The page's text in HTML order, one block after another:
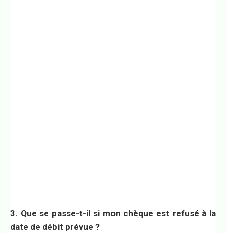
3. Que se passe-t-il si mon chèque est refusé à la
date de débit prévue ?